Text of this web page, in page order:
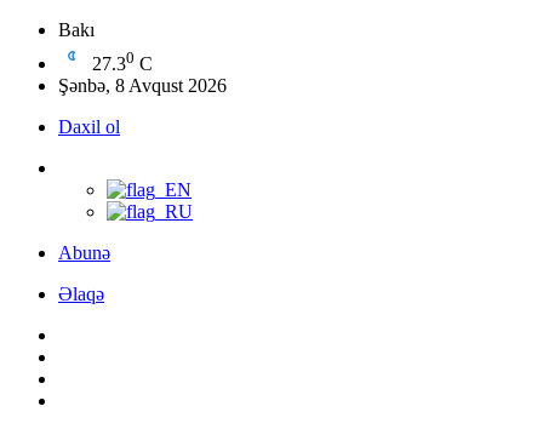
Bakı
27.30 C
Şənbə, 8 Avqust 2026
Daxil ol
Abunə
Əlaqə